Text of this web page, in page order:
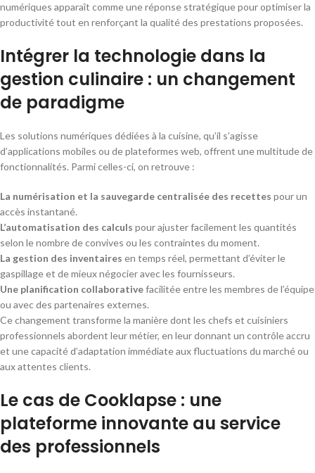
numériques apparaît comme une réponse stratégique pour optimiser la
productivité tout en renforçant la qualité des prestations proposées.
Intégrer la technologie dans la
gestion culinaire : un changement
de paradigme
Les solutions numériques dédiées à la cuisine, qu’il s’agisse
d’applications mobiles ou de plateformes web, offrent une multitude de
fonctionnalités. Parmi celles-ci, on retrouve :
La numérisation et la sauvegarde centralisée des recettes pour un
accès instantané.
L’automatisation des calculs pour ajuster facilement les quantités
selon le nombre de convives ou les contraintes du moment.
La gestion des inventaires en temps réel, permettant d’éviter le
gaspillage et de mieux négocier avec les fournisseurs.
Une planification collaborativefacilitée entre les membres de l’équipe
ou avec des partenaires externes.
Ce changement transforme la manière dont les chefs et cuisiniers
professionnels abordent leur métier, en leur donnant un contrôle accru
et une capacité d’adaptation immédiate aux fluctuations du marché ou
aux attentes clients.
Le cas de Cooklapse : une
plateforme innovante au service
des professionnels